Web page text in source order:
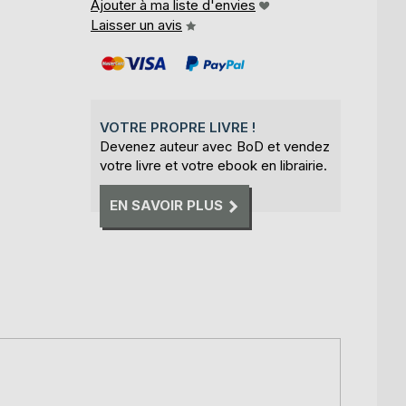
Ajouter à ma liste d'envies
Laisser un avis
VOTRE PROPRE LIVRE !
Devenez auteur avec BoD et vendez
votre livre et votre ebook en librairie.
EN SAVOIR PLUS